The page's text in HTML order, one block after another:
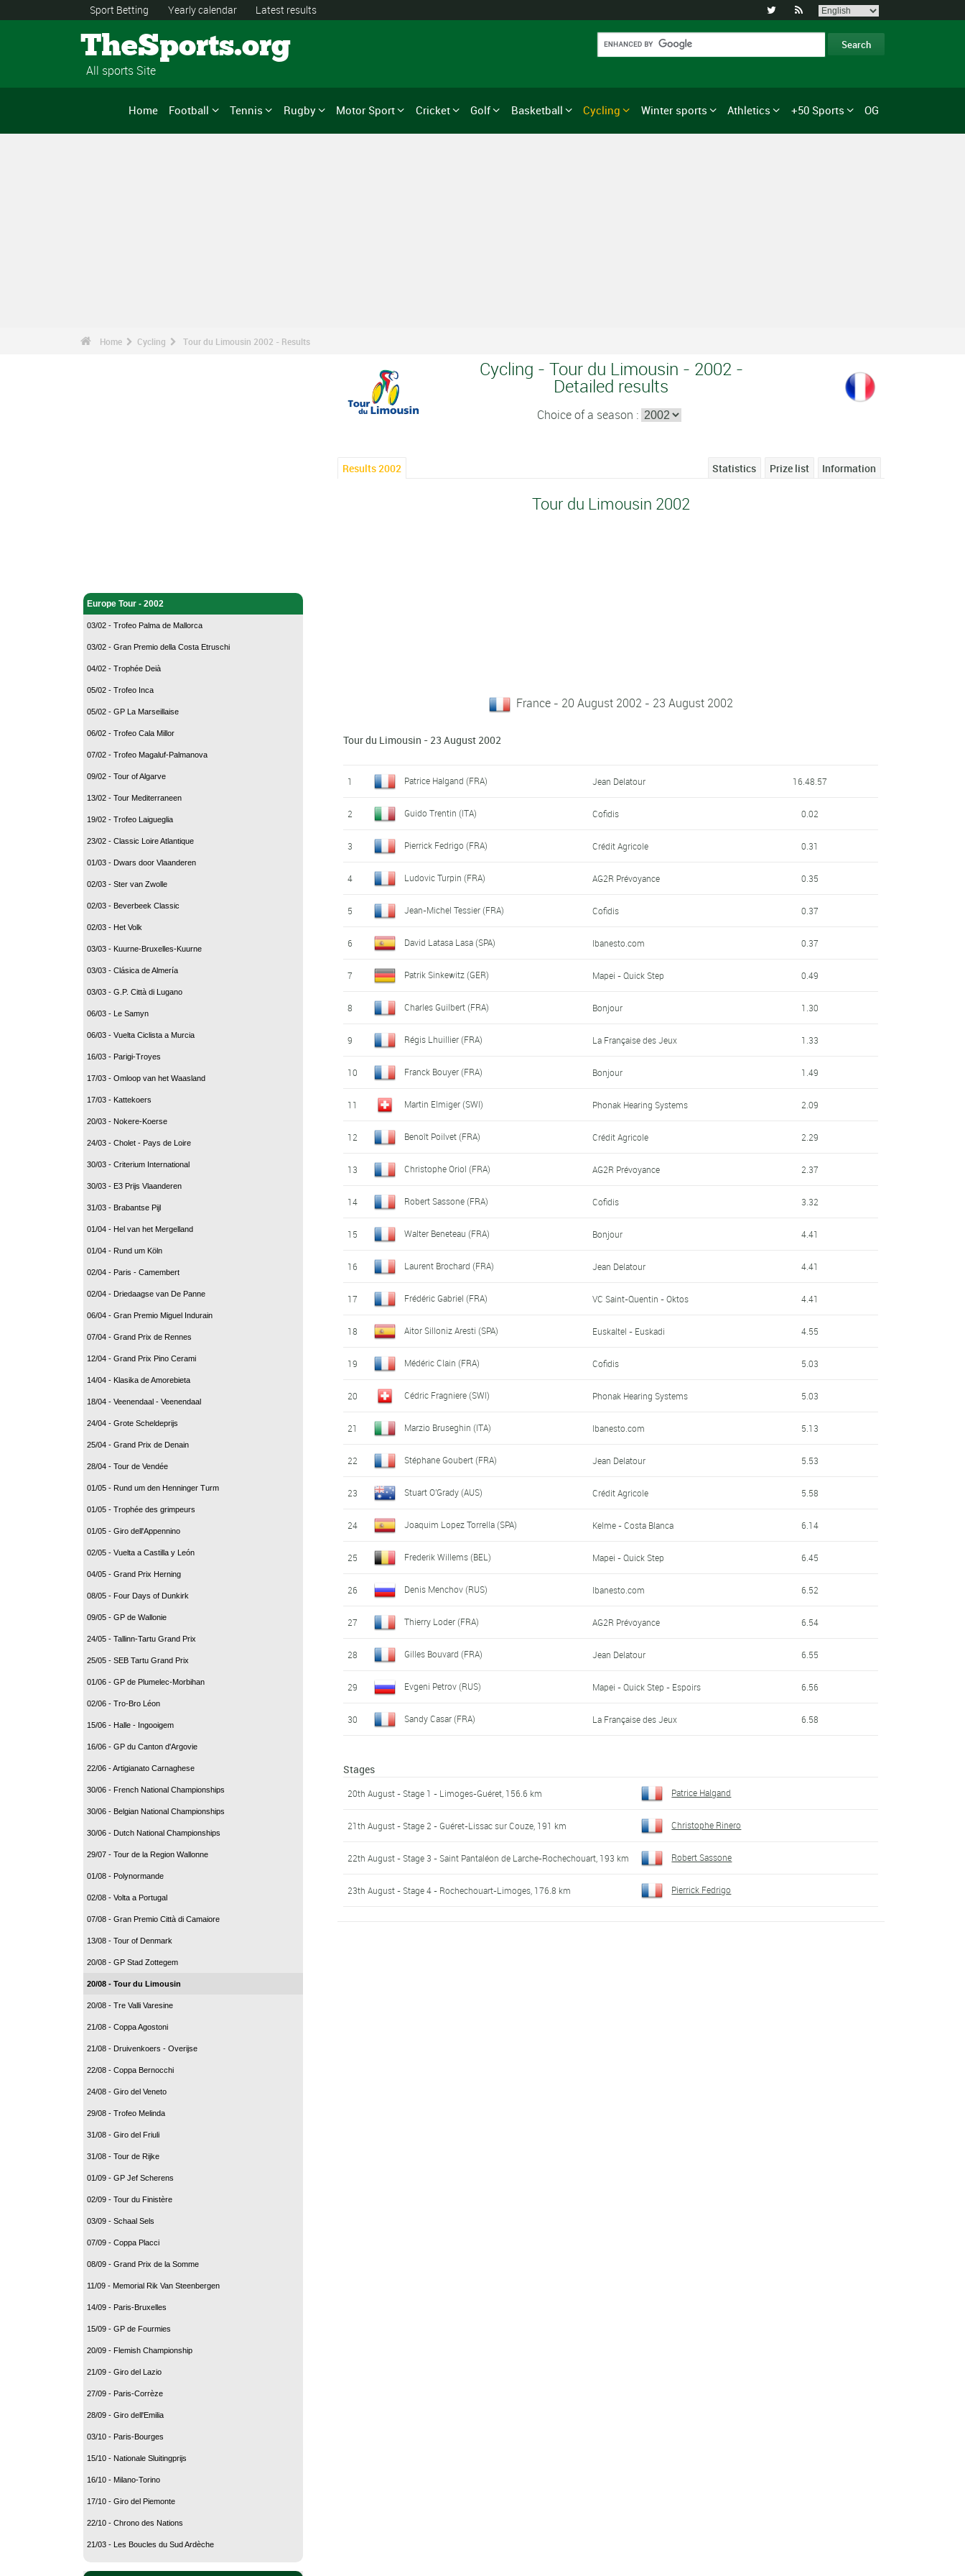
Sport Betting Yearly calendar Latest results  
TheSports.org
All sports Site
Home Football Tennis Rugby Motor Sport Cricket Golf Basketball Cycling Winter sports Athletics +50 Sports OG
Home Cycling Tour du Limousin 2002 - Results
Europe Tour - 2002
03/02 - Trofeo Palma de Mallorca
03/02 - Gran Premio della Costa Etruschi
04/02 - Trophée Deià
05/02 - Trofeo Inca
05/02 - GP La Marseillaise
06/02 - Trofeo Cala Millor
07/02 - Trofeo Magaluf-Palmanova
09/02 - Tour of Algarve
13/02 - Tour Mediterraneen
19/02 - Trofeo Laigueglia
23/02 - Classic Loire Atlantique
01/03 - Dwars door Vlaanderen
02/03 - Ster van Zwolle
02/03 - Beverbeek Classic
02/03 - Het Volk
03/03 - Kuurne-Bruxelles-Kuurne
03/03 - Clásica de Almería
03/03 - G.P. Città di Lugano
06/03 - Le Samyn
06/03 - Vuelta Ciclista a Murcia
16/03 - Parigi-Troyes
17/03 - Omloop van het Waasland
17/03 - Kattekoers
20/03 - Nokere-Koerse
24/03 - Cholet - Pays de Loire
30/03 - Criterium International
30/03 - E3 Prijs Vlaanderen
31/03 - Brabantse Pijl
01/04 - Hel van het Mergelland
01/04 - Rund um Köln
02/04 - Paris - Camembert
02/04 - Driedaagse van De Panne
06/04 - Gran Premio Miguel Indurain
07/04 - Grand Prix de Rennes
12/04 - Grand Prix Pino Cerami
14/04 - Klasika de Amorebieta
18/04 - Veenendaal - Veenendaal
24/04 - Grote Scheldeprijs
25/04 - Grand Prix de Denain
28/04 - Tour de Vendée
01/05 - Rund um den Henninger Turm
01/05 - Trophée des grimpeurs
01/05 - Giro dell'Appennino
02/05 - Vuelta a Castilla y León
04/05 - Grand Prix Herning
08/05 - Four Days of Dunkirk
09/05 - GP de Wallonie
24/05 - Tallinn-Tartu Grand Prix
25/05 - SEB Tartu Grand Prix
01/06 - GP de Plumelec-Morbihan
02/06 - Tro-Bro Léon
15/06 - Halle - Ingooigem
16/06 - GP du Canton d'Argovie
22/06 - Artigianato Carnaghese
30/06 - French National Championships
30/06 - Belgian National Championships
30/06 - Dutch National Championships
29/07 - Tour de la Region Wallonne
01/08 - Polynormande
02/08 - Volta a Portugal
07/08 - Gran Premio Città di Camaiore
13/08 - Tour of Denmark
20/08 - GP Stad Zottegem
20/08 - Tour du Limousin
20/08 - Tre Valli Varesine
21/08 - Coppa Agostoni
21/08 - Druivenkoers - Overijse
22/08 - Coppa Bernocchi
24/08 - Giro del Veneto
29/08 - Trofeo Melinda
31/08 - Giro del Friuli
31/08 - Tour de Rijke
01/09 - GP Jef Scherens
02/09 - Tour du Finistère
03/09 - Schaal Sels
07/09 - Coppa Placci
08/09 - Grand Prix de la Somme
11/09 - Memorial Rik Van Steenbergen
14/09 - Paris-Bruxelles
15/09 - GP de Fourmies
20/09 - Flemish Championship
21/09 - Giro del Lazio
27/09 - Paris-Corrèze
28/09 - Giro dell'Emilia
03/10 - Paris-Bourges
15/10 - Nationale Sluitingprijs
16/10 - Milano-Torino
17/10 - Giro del Piemonte
22/10 - Chrono des Nations
21/03 - Les Boucles du Sud Ardèche
Cycling - Tour du Limousin - 2002 -
Detailed results
Choice of a season :
Results 2002 Information
Prize list
Statistics
Tour du Limousin 2002
France - 20 August 2002 - 23 August 2002
Tour du Limousin - 23 August 2002
1 Patrice Halgand (FRA) Jean Delatour 16.48.57
2 Guido Trentin (ITA) Cofidis 0.02
3 Pierrick Fedrigo (FRA) Crédit Agricole 0.31
4 Ludovic Turpin (FRA) AG2R Prévoyance 0.35
5 Jean-Michel Tessier (FRA) Cofidis 0.37
6 David Latasa Lasa (SPA) Ibanesto.com 0.37
7 Patrik Sinkewitz (GER) Mapei - Quick Step 0.49
8 Charles Guilbert (FRA) Bonjour 1.30
9 Régis Lhuillier (FRA) La Française des Jeux 1.33
10 Franck Bouyer (FRA) Bonjour 1.49
11 Martin Elmiger (SWI) Phonak Hearing Systems 2.09
12 Benoît Poilvet (FRA) Crédit Agricole 2.29
13 Christophe Oriol (FRA) AG2R Prévoyance 2.37
14 Robert Sassone (FRA) Cofidis 3.32
15 Walter Beneteau (FRA) Bonjour 4.41
16 Laurent Brochard (FRA) Jean Delatour 4.41
17 Frédéric Gabriel (FRA) VC Saint-Quentin - Oktos 4.41
18 Aitor Silloniz Aresti (SPA) Euskaltel - Euskadi 4.55
19 Médéric Clain (FRA) Cofidis 5.03
20 Cédric Fragniere (SWI) Phonak Hearing Systems 5.03
21 Marzio Bruseghin (ITA) Ibanesto.com 5.13
22 Stéphane Goubert (FRA) Jean Delatour 5.53
23 Stuart O'Grady (AUS) Crédit Agricole 5.58
24 Joaquim Lopez Torrella (SPA) Kelme - Costa Blanca 6.14
25 Frederik Willems (BEL) Mapei - Quick Step 6.45
26 Denis Menchov (RUS) Ibanesto.com 6.52
27 Thierry Loder (FRA) AG2R Prévoyance 6.54
28 Gilles Bouvard (FRA) Jean Delatour 6.55
29 Evgeni Petrov (RUS) Mapei - Quick Step - Espoirs 6.56
30 Sandy Casar (FRA) La Française des Jeux 6.58
Stages
20th August - Stage 1 - Limoges-Guéret, 156.6 km Patrice Halgand
21th August - Stage 2 - Guéret-Lissac sur Couze, 191 km Christophe Rinero
22th August - Stage 3 - Saint Pantaléon de Larche-Rochechouart, 193 km Robert Sassone
23th August - Stage 4 - Rochechouart-Limoges, 176.8 km Pierrick Fedrigo